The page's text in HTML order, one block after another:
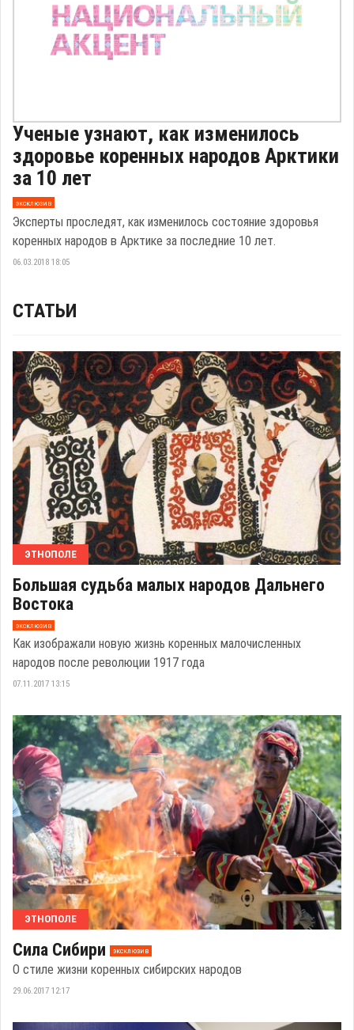
Ученые узнают, как изменилось
здоровье коренных народов Арктики
за 10 лет
эксклюзив
Эксперты проследят, как изменилось состояние здоровья
коренных народов в Арктике за последние 10 лет.
06.03.2018 18:05
СТАТЬИ
ЭТНОПОЛЕ
Большая судьба малых народов Дальнего
Востока
эксклюзив
Как изображали новую жизнь коренных малочисленных
народов после революции 1917 года
07.11.2017 13:15
ЭТНОПОЛЕ
Сила Сибири эксклюзив
О стиле жизни коренных сибирских народов
29.06.2017 12:17